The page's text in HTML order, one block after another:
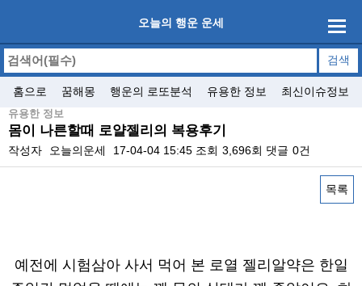
오늘의 행운 운세
홈으로 꿈해몽 행운의 로또분석 유용한 정보 최신이슈정보
유용한 정보
몸이 나른할때 로얄젤리의 복용후기
작성자 오늘의운세 17-04-04 15:45 조회 3,696회 댓글 0건
목록
예전에 시험삼아 사서 먹어 본 로열 젤리알약은 한일